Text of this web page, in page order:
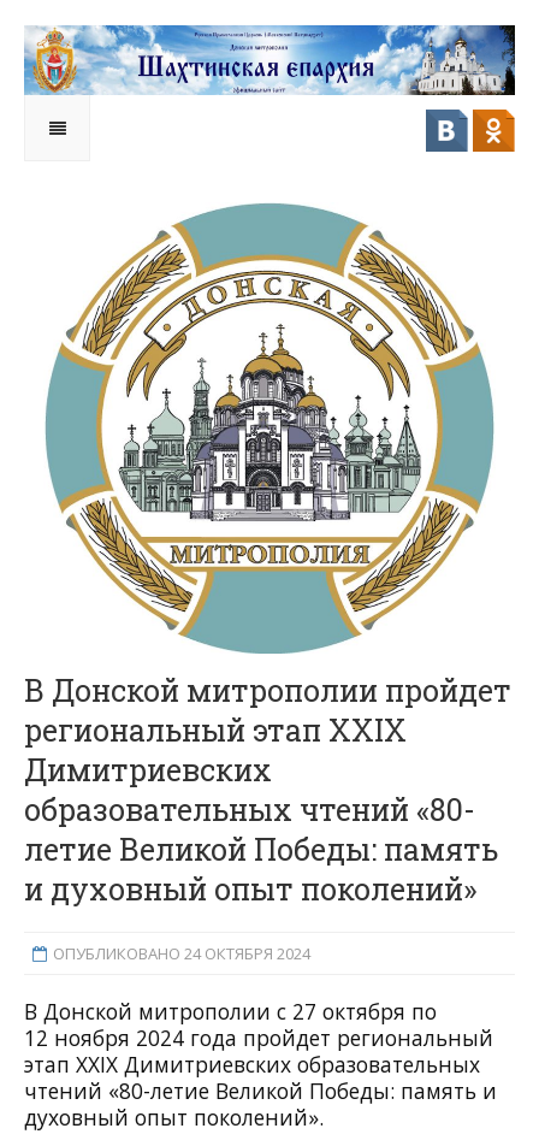
В Донской митрополии пройдет
региональный этап XXIX
Димитриевских
образовательных чтений «80-
летие Великой Победы: память
и духовный опыт поколений»
ОПУБЛИКОВАНО 24 ОКТЯБРЯ 2024
В Донской митрополии с 27 октября по
12 ноября 2024 года пройдет региональный
этап XXIX Димитриевских образовательных
чтений «80-летие Великой Победы: память и
духовный опыт поколений».